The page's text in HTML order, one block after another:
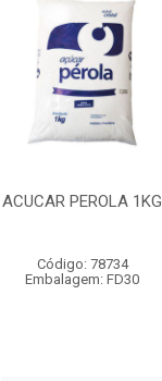
ACUCAR PEROLA 1KG
Código: 78734
Embalagem: FD30